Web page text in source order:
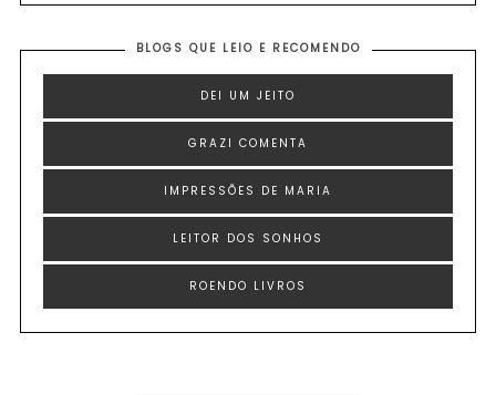
BLOGS QUE LEIO E RECOMENDO
DEI UM JEITO
GRAZI COMENTA
IMPRESSÕES DE MARIA
LEITOR DOS SONHOS
ROENDO LIVROS